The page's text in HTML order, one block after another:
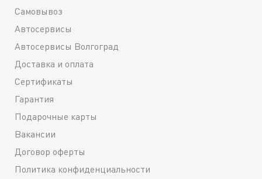
Самовывоз
Автосервисы
Автосервисы Волгоград
Доставка и оплата
Сертификаты
Гарантия
Подарочные карты
Вакансии
Договор оферты
Политика конфиденциальности